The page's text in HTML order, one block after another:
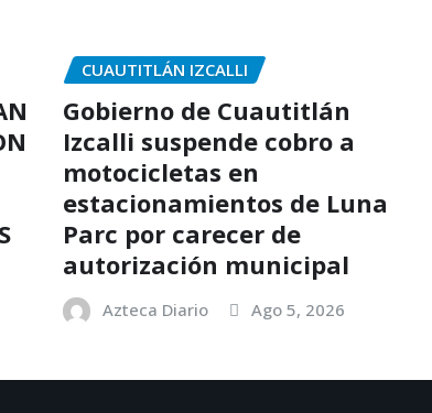
CUAUTITLÁN IZCALLI
Gobierno de Cuautitlán
Izcalli suspende cobro a
motocicletas en
estacionamientos de Luna
Parc por carecer de
autorización municipal
Azteca Diario Ago 5, 2026